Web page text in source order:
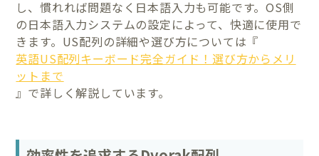
し、慣れれば問題なく日本語入力も可能です。OS側
の日本語入力システムの設定によって、快適に使用で
きます。US配列の詳細や選び方については『
英語US配列キーボード完全ガイド！選び方からメリ
ットまで
』で詳しく解説しています。